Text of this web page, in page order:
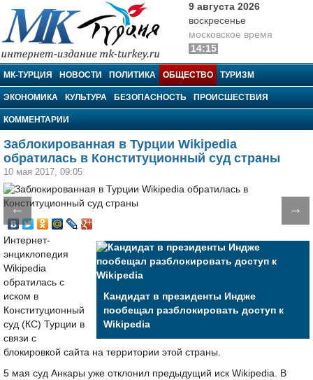
МК-Турция
9 августа 2026
воскресенье
московское время
14:15
МК-ТУРЦИЯ НОВОСТИ ПОЛИТИКА ОБЩЕСТВО ТУРИЗМ
ЭКОНОМИКА КУЛЬТУРА БЕЗОПАСНОСТЬ ПРОИСШЕСТВИЯ
КОММЕНТАРИИ
Заблокированная в Турции Wikipedia
обратилась в Конституционный суд страны
10 мая 2017, 09:05
← →
Кандидат в президенты Индже
пообещал разблокировать доступ к
Wikipedia
Интернет-
энциклопедия
Wikipedia
обратилась с
иском в
Конституционный
суд (КС) Турции в
связи с
блокировкой сайта на территории этой страны.
5 мая суд Анкары уже отклонил предыдущий иск Wikipedia. В